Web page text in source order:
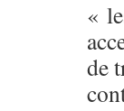
«
de